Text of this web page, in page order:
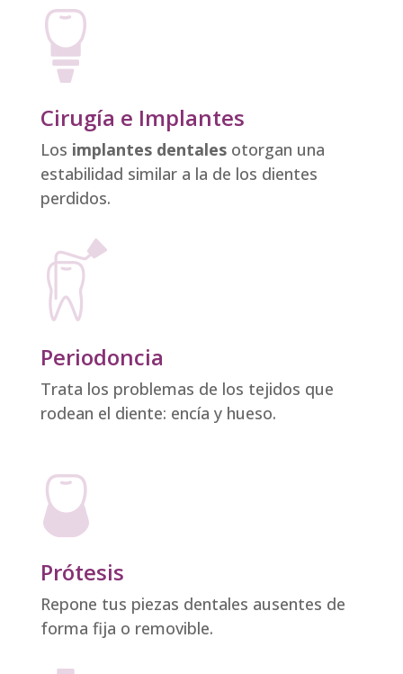
Cirugía e Implantes
Los implantes dentalesotorgan una
estabilidad similar a la de los dientes
perdidos.
Periodoncia
Trata los problemas de los tejidos que
rodean el diente: encía y hueso.
Prótesis
Repone tus piezas dentales ausentes de
forma fija o removible.